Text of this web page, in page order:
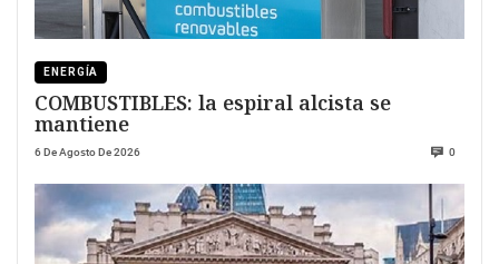
ENERGÍA
COMBUSTIBLES: la espiral alcista se
mantiene
6 De Agosto De 2026 0